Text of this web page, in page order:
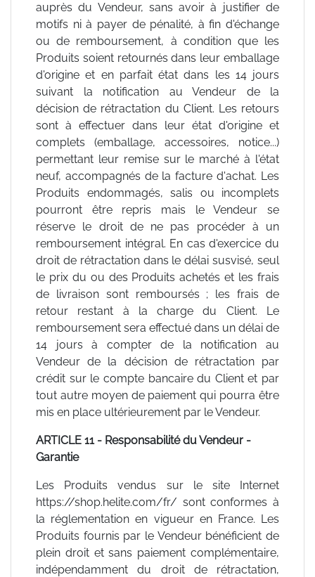
auprès du Vendeur, sans avoir à justifier de
motifs ni à payer de pénalité, à fin d'échange
ou de remboursement, à condition que les
Produits soient retournés dans leur emballage
d'origine et en parfait état dans les 14 jours
suivant la notification au Vendeur de la
décision de rétractation du Client. Les retours
sont à effectuer dans leur état d'origine et
complets (emballage, accessoires, notice...)
permettant leur remise sur le marché à l'état
neuf, accompagnés de la facture d'achat. Les
Produits endommagés, salis ou incomplets
pourront être repris mais le Vendeur se
réserve le droit de ne pas procéder à un
remboursement intégral. En cas d'exercice du
droit de rétractation dans le délai susvisé, seul
le prix du ou des Produits achetés et les frais
de livraison sont remboursés ; les frais de
retour restant à la charge du Client. Le
remboursement sera effectué dans un délai de
14 jours à compter de la notification au
Vendeur de la décision de rétractation par
crédit sur le compte bancaire du Client et par
tout autre moyen de paiement qui pourra être
mis en place ultérieurement par le Vendeur.
ARTICLE 11 - Responsabilité du Vendeur -
Garantie
Les Produits vendus sur le site Internet
https://shop.helite.com/fr/ sont conformes à
la réglementation en vigueur en France. Les
Produits fournis par le Vendeur bénéficient de
plein droit et sans paiement complémentaire,
indépendamment du droit de rétractation,